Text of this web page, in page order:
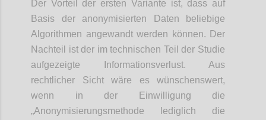
Der Vorteil der ersten Variante ist, dass auf
Basis der anonymisierten Daten beliebige
Algorithmen angewandt werden können. Der
Nachteil ist der im technischen Teil der Studie
aufgezeigte Informationsverlust. Aus
rechtlicher Sicht wäre es wünschenswert,
wenn in der Einwilligung die
„Anonymisierungsmethode lediglich die